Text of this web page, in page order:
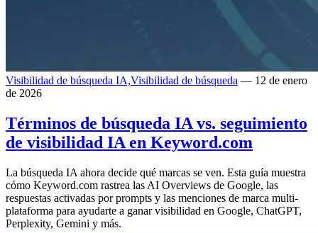
Visibilidad de búsqueda IA,Visibilidad de búsqueda — 12 de enero
de 2026
Términos de búsqueda IA vs. seguimiento
de visibilidad IA en Keyword.com
La búsqueda IA ahora decide qué marcas se ven. Esta guía muestra
cómo Keyword.com rastrea las AI Overviews de Google, las
respuestas activadas por prompts y las menciones de marca multi-
plataforma para ayudarte a ganar visibilidad en Google, ChatGPT,
Perplexity, Gemini y más.